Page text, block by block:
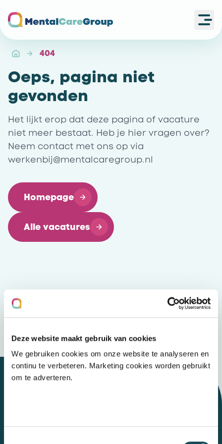
Deze website maakt gebruik van cookies
We gebruiken cookies om onze website te analyseren en
continu te verbeteren. Marketing cookies worden gebruikt
om te adverteren.
404
Oeps, pagina niet
gevonden
Het lijkt erop dat deze pagina of vacature
niet meer bestaat. Heb je hier vragen over?
Neem contact met ons op via
werkenbij@mentalcaregroup.nl
Homepage
Alle vacatures